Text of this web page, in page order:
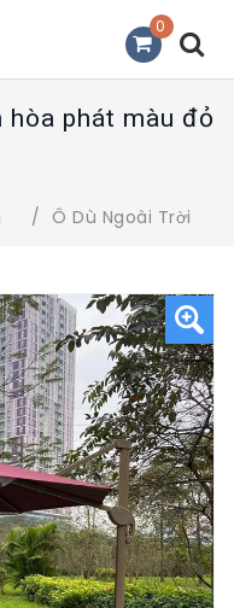
0
phát màu đỏ
/ Ô Dù Ngoài Trời